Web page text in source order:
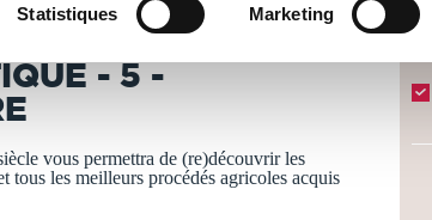
Statistiques Marketing
- 5 -
vous permettra de (re)découvrir les
tous les meilleurs procédés agricoles acquis